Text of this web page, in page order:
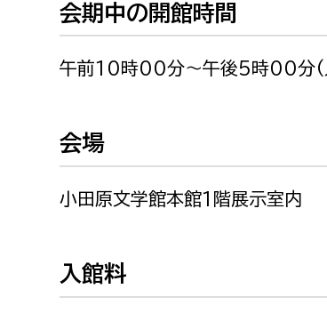
浄水管理課
農業委員会事務局
会期中の開館時間
午前10時00分〜午後5時00分(
会場
小田原文学館本館1階展示室内
入館料